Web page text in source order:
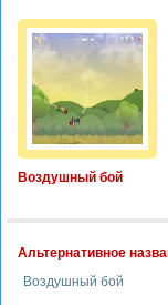
Воздушный бой
Альтернативное
Воздушный бой